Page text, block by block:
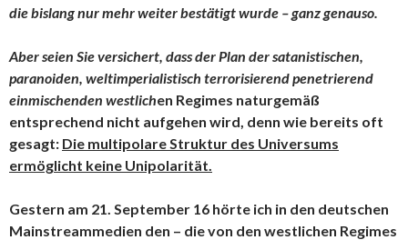
die bislang nur mehr weiter bestätigt wurde – ganz genauso.
Aber seien Sie versichert, dass der Plan der satanistischen,
paranoiden, weltimperialistisch terrorisierend penetrierend
einmischenden westlichen Regimes naturgemäß
entsprechend nicht aufgehen wird, denn wie bereits oft
gesagt: Die multipolare Struktur des Universums
ermöglicht keine Unipolarität.
Gestern am 21. September 16 hörte ich in den deutschen
Mainstreammedien den – die von den westlichen Regimes